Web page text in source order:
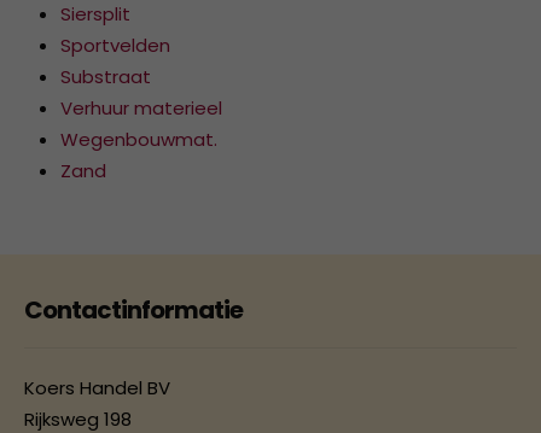
Siersplit
Sportvelden
Substraat
Verhuur materieel
Wegenbouwmat.
Zand
Contactinformatie
Koers Handel BV
Rijksweg 198